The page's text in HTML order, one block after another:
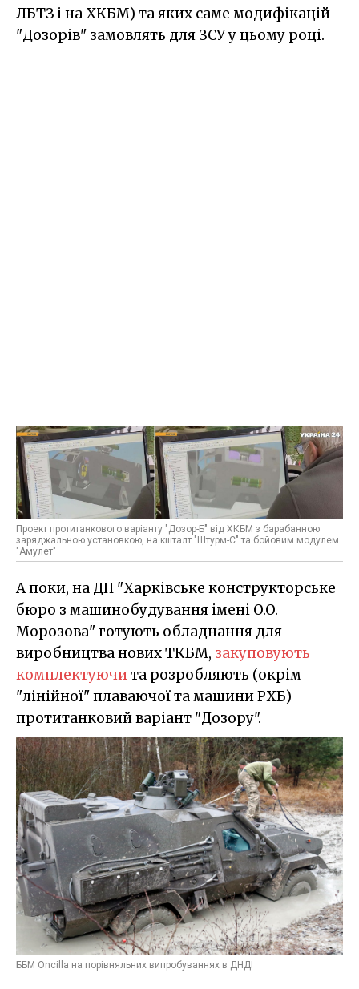
ЛБТЗ і на ХКБМ) та яких саме модифікацій
"Дозорів" замовлять для ЗСУ у цьому році.
Проект протитанкового варіанту "Дозор-Б" від ХКБМ з барабанною
заряджальною установкою, на кшталт "Штурм-С" та бойовим модулем
"Амулет"
А поки, на ДП "Харківське конструкторське
бюро з машинобудування імені O.O.
Морозова" готують обладнання для
виробництва нових ТКБМ, закуповують
комплектуючита розробляють (окрім
"лінійної" плаваючої та машини РХБ)
протитанковий варіант "Дозору".
ББМ Oncilla на порівняльних випробуваннях в ДНДІ